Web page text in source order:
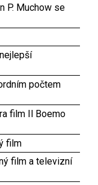
P. Muchow se
počtem
film Il Boemo
film
film a televizní